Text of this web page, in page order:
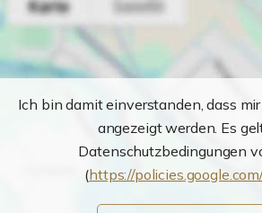
Ich bin damit einverstanden, dass
angezeigt werden. Es
Datenschutzbedingungen
(https://